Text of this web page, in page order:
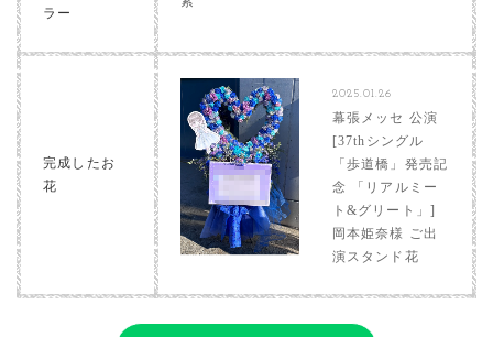
ラー
完成したお
花
2025.01.26
幕張メッセ 公演
[37thシングル
「歩道橋」発売記
念 「リアルミー
ト&グリート」]
岡本姫奈様 ご出
演スタンド花